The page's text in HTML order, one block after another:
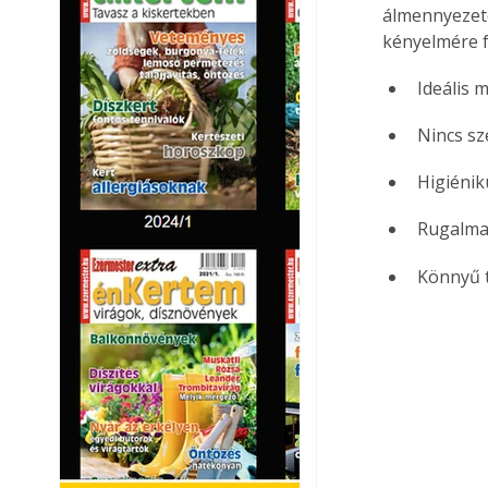
kényelmére
Ideális
Nincs
Könnyű